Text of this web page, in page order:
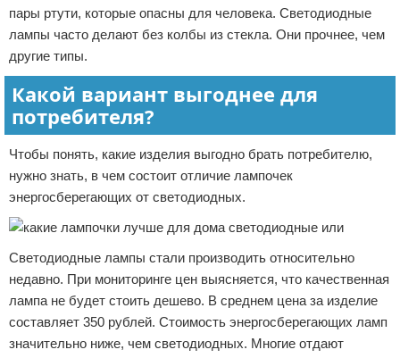
пары ртути, которые опасны для человека. Светодиодные
лампы часто делают без колбы из стекла. Они прочнее, чем
другие типы.
Какой вариант выгоднее для
потребителя?
Чтобы понять, какие изделия выгодно брать потребителю,
нужно знать, в чем состоит отличие лампочек
энергосберегающих от светодиодных.
Светодиодные лампы стали производить относительно
недавно. При мониторинге цен выясняется, что качественная
лампа не будет стоить дешево. В среднем цена за изделие
составляет 350 рублей. Стоимость энергосберегающих ламп
значительно ниже, чем светодиодных. Многие отдают